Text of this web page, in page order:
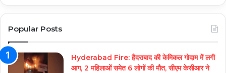
Popular Posts
Hyderabad Fire: हैदराबाद की केमिकल गोदाम में लगी
आग, 2 महिलाओं समेत 6 लोगों की मौत, सीएम केसीआर ने